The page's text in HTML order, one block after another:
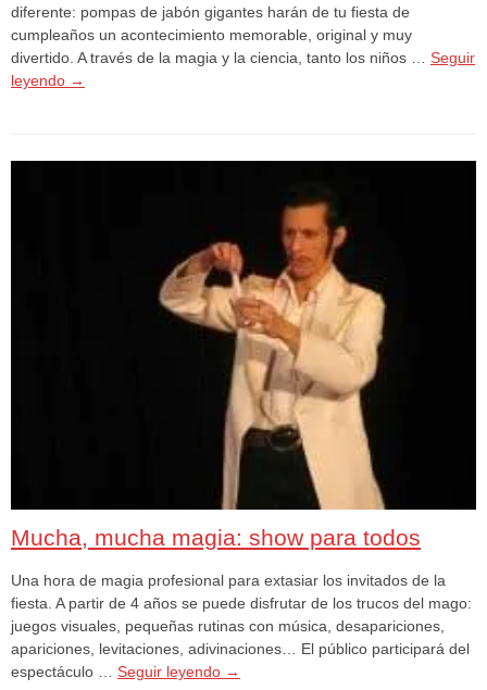
diferente: pompas de jabón gigantes harán de tu fiesta de
cumpleaños un acontecimiento memorable, original y muy
divertido. A través de la magia y la ciencia, tanto los niños … Seguir
leyendo →
Mucha, mucha magia: show para todos
Una hora de magia profesional para extasiar los invitados de la
fiesta. A partir de 4 años se puede disfrutar de los trucos del mago:
juegos visuales, pequeñas rutinas con música, desapariciones,
apariciones, levitaciones, adivinaciones… El público participará del
espectáculo … Seguir leyendo →